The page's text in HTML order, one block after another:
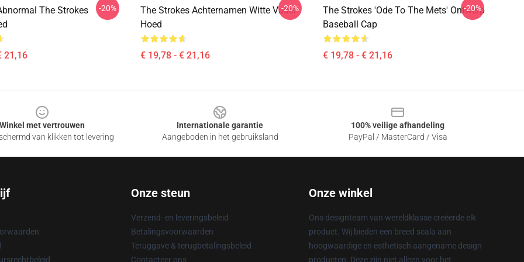
The Strokes
21,16
-20%
The Strokes Achternamen Witte Vader
Hoed
€ 19,78 - € 21,16
-20%
The Strokes 'Ode To The Mets' Ontwerp
Baseball Cap
€ 19,78 - € 21,16
-20%
Winkel met vertrouwen
van klikken tot levering
Internationale garantie
Aangeboden in het gebruiksland
100% veilige afhandeling
PayPal / MasterCard / Visa
Onze steun
Verzend- en leveringsbeleid
Betalingsvoorwaarden
Teruggave & terugbetalingsbeleid
Contacteer ons
Onze winkel
Ons designteam van wereldklasse creëerde elk
product. Wij bieden een breed scala aan
hoogwaardige en esthetisch aangename design
producten. Deze zijn niet alleen voor het